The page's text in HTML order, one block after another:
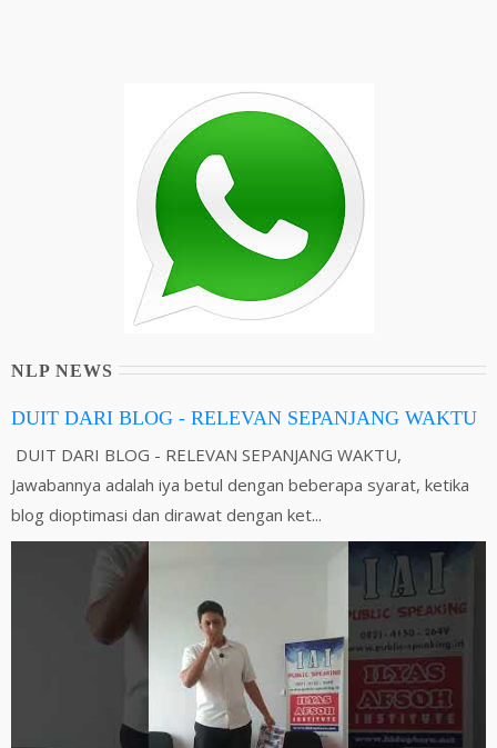
NLP NEWS
DUIT DARI BLOG - RELEVAN SEPANJANG WAKTU
DUIT DARI BLOG - RELEVAN SEPANJANG WAKTU,
Jawabannya adalah iya betul dengan beberapa syarat, ketika
blog dioptimasi dan dirawat dengan ket...